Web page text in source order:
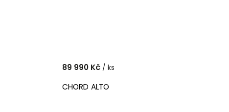
CHORD ALTO
89 990 Kč / ks